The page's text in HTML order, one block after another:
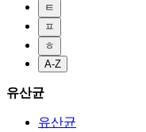
ㅌ
ㅍ
ㅎ
A-Z
유산균
유산균